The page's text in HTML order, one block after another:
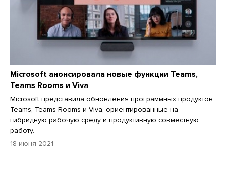
Microsoft анонсировала новые функции Teams,
Teams Rooms и Viva
Microsoft представила обновления программных продуктов
Teams, Teams Rooms и Viva, ориентированные на
гибридную рабочую среду и продуктивную совместную
работу.
18 июня 2021